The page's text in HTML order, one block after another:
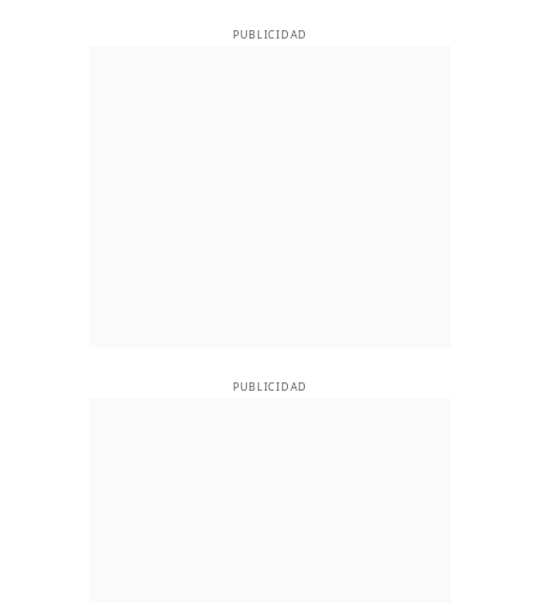
PUBLICIDAD
PUBLICIDAD